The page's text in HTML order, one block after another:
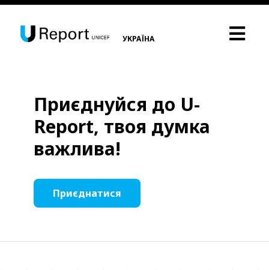
УКРАЇНА
Приєднуйся до U-
Report, твоя думка
важлива!
Приєднатися